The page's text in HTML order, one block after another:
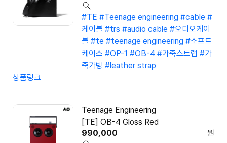
#TE #Teenage engineering #cable #
케이블 #trs #audio cable #오디오케이
블 #te #teenage engineering #소프트
케이스 #OP-1 #OB-4 #가죽스트랩 #가
죽가방 #leather strap
상품링크
Teenage Engineering
[TE] OB-4 Gloss Red
990,000
원